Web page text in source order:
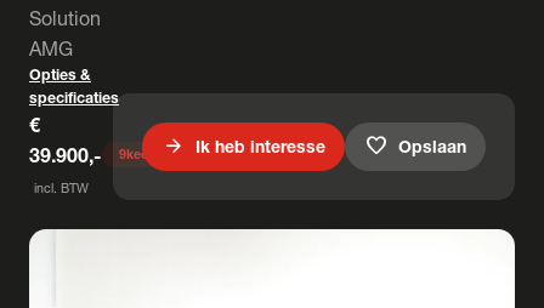
Solution
AMG
Opties &
specificaties
€
39.900,-
incl. BTW
9keer bekeken
arrow_forward Ik heb interesse favorite Opslaan